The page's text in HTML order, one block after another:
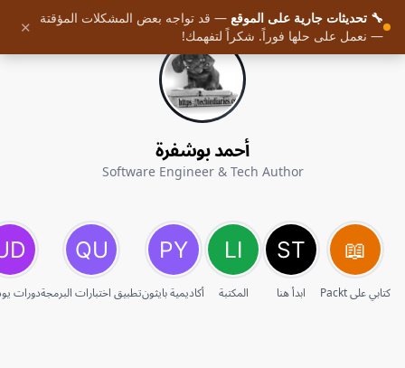
أحمد بوشفرة
Software Engineer & Tech Author
كتابي على Packt ابدأ هنا المكتبة أكاديمية بايثونتطبيق اختبارات البرمجةدورات
🔧 تحديثات جارية على الموقع — قد تواجه بعض المشكلات المؤقتة
— نعمل على حلها فوراً. شكراً لتفهمك!
✕